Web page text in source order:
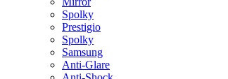
Spolky
Prestigio
Spolky
Samsung
Anti-Glare